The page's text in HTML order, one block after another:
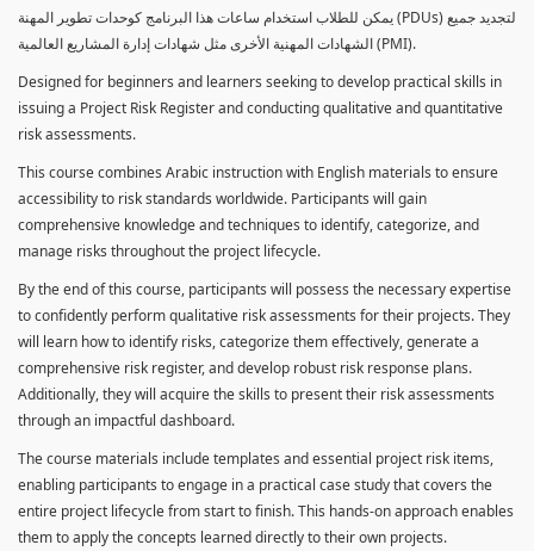
يمكن للطلاب استخدام ساعات هذا البرنامج كوحدات تطوير المهنة (PDUs) لتجديد جميع
الشهادات المهنية الأخرى مثل شهادات إدارة المشاريع العالمية (PMI).
Designed for beginners and learners seeking to develop practical skills in
issuing a Project Risk Register and conducting qualitative and quantitative
risk assessments.
This course combines Arabic instruction with English materials to ensure
accessibility to risk standards worldwide. Participants will gain
comprehensive knowledge and techniques to identify, categorize, and
manage risks throughout the project lifecycle.
By the end of this course, participants will possess the necessary expertise
to confidently perform qualitative risk assessments for their projects. They
will learn how to identify risks, categorize them effectively, generate a
comprehensive risk register, and develop robust risk response plans.
Additionally, they will acquire the skills to present their risk assessments
through an impactful dashboard.
The course materials include templates and essential project risk items,
enabling participants to engage in a practical case study that covers the
entire project lifecycle from start to finish. This hands-on approach enables
them to apply the concepts learned directly to their own projects.